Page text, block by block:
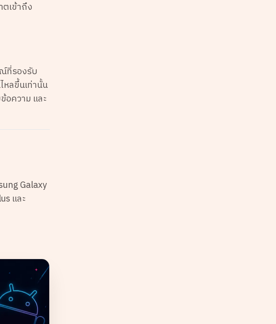
เข้าถึง
ที่รองรับ
ลขึ้นเท่านั้น
อความ และ
Galaxy
และ